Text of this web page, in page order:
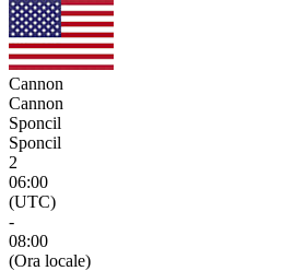
Cannon
Cannon
Sponcil
Sponcil
2
06:00
(UTC)
-
08:00
(Ora locale)